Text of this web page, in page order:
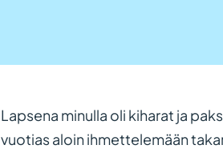
Lapsena minulla oli kiharat ja
vuotias aloin ihmettelemään